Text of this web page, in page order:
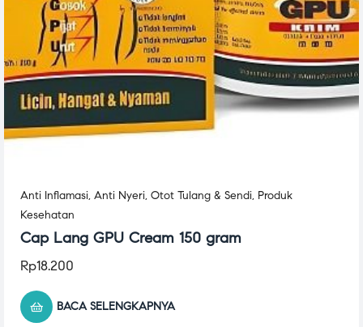
Anti Inflamasi, Anti Nyeri, Otot Tulang & Sendi, Produk
Kesehatan
Cap Lang GPU Cream 150 gram
Rp18.200
BACA SELENGKAPNYA